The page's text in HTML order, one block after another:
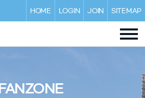
HOME LOGIN JOIN SITEMAP
FANZONE